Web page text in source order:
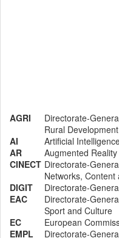
AGRI
Directorate-
Rural Development
AI
Artificial
AR
Augmented Reality
CINECT Directorate-
Networks,
DIGIT
Directorate-
EAC
Directorate-
Sport and Culture
EC
European
EMPL
Directorate-